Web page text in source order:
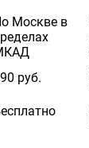
Москве в
руб.